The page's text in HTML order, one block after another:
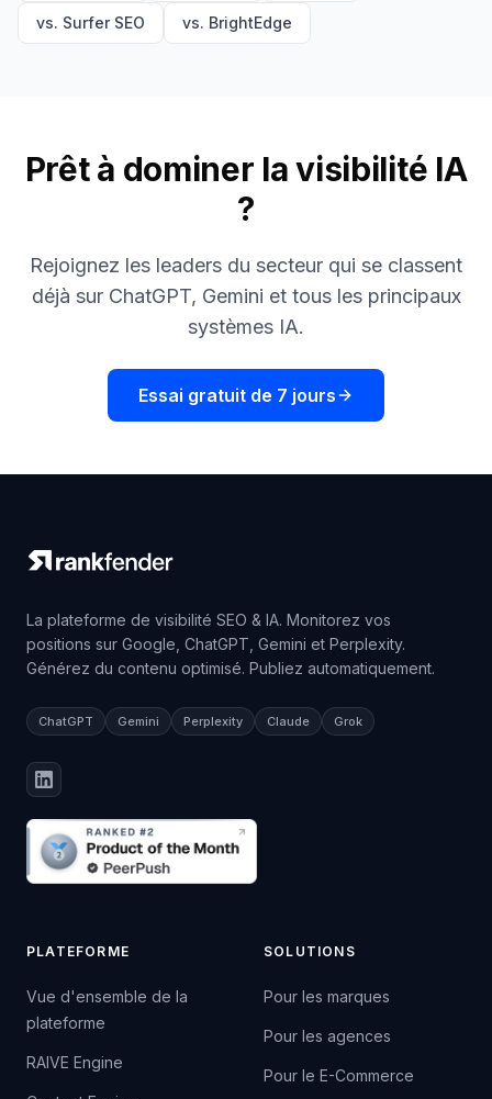
vs. Surfer SEO vs. BrightEdge
Prêt à dominer la visibilité IA
?
Rejoignez les leaders du secteur qui se classent
déjà sur ChatGPT, Gemini et tous les principaux
systèmes IA.
Essai gratuit de 7 jours
La plateforme de visibilité SEO & IA. Monitorez vos
positions sur Google, ChatGPT, Gemini et Perplexity.
Générez du contenu optimisé. Publiez automatiquement.
ChatGPT Gemini Perplexity Claude Grok
PLATEFORME
Vue d'ensemble de la
plateforme
RAIVE Engine
SOLUTIONS
Pour les marques
Pour les agences
Pour le E-Commerce